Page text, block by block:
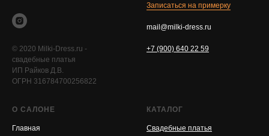
© 2020 Milki-Dress.ru -
свадебные платья
ИП Райков Д.В.
ОГРН 316784700256822
Записаться на примерку
mail@milki-dress.ru
+7 (900) 640 22 59
О САЛОНЕ
Главная
КАТАЛОГ
Свадебные платья